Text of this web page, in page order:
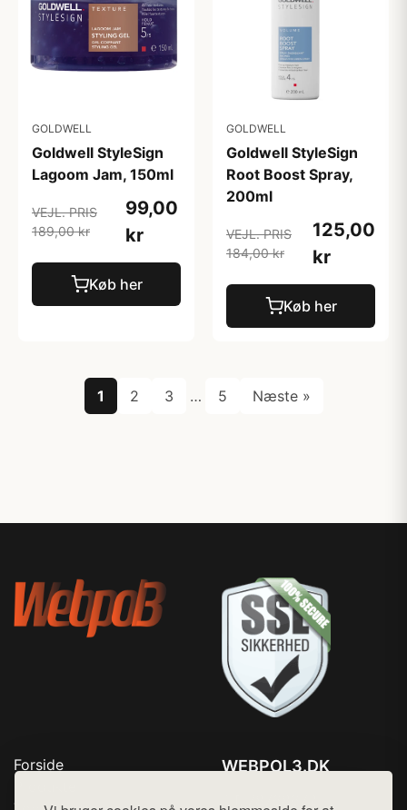
GOLDWELL
Goldwell StyleSign
Lagoom Jam, 150ml
VEJL. PRIS
189,00 kr
99,00
kr
Køb her
GOLDWELL
Goldwell StyleSign
Root Boost Spray,
200ml
VEJL. PRIS
184,00 kr
125,00
kr
Køb her
1 2 3 … 5 Næste »
Forside
WEBPOL3.DK